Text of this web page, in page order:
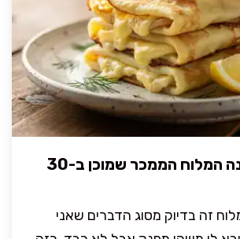
הבלינצס גבינה המלוח הממכר שמוכן ב-30
זה בדיוק מסוג הדברים שאני